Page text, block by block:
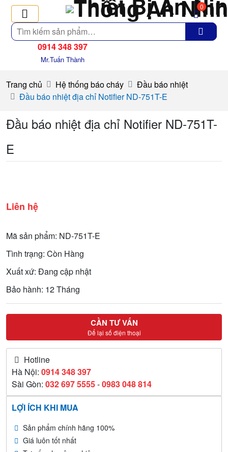
Tìm
kiếm
0
0914 348 397
Mr.Tuấn Thành
Trang chủ Hệ thống báo cháy
Đầu báo nhiệt
Đầu báo nhiệt địa chỉ Notifier ND-751T-E
Đầu báo nhiệt địa chỉ Notifier ND-751T-
E
Liên hệ
Mã sản phẩm: ND-751T-E
Tình trạng: Còn Hàng
Xuất xứ: Đang cập nhật
Bảo hành: 12 Tháng
CẦN TƯ VẤN
Để lại số điện thoại
Hotline
Hà Nội: 0914 348 397
Sài Gòn: 032 697 5555-0983 048 814
LỢI ÍCH KHI MUA
Sản phẩm chính hãng 100%
Giá luôn tốt nhất